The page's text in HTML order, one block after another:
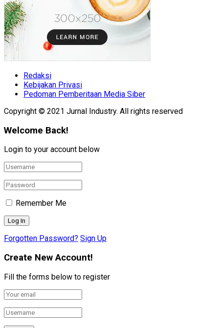
Redaksi
Kebijakan Privasi
Pedoman Pemberitaan Media Siber
Copyright © 2021 Jurnal Industry. All rights reserved
Welcome Back!
Login to your account below
Remember Me
Forgotten Password? Sign Up
Create New Account!
Fill the forms below to register